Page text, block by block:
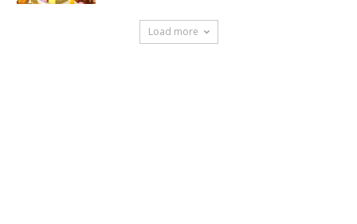
Load more